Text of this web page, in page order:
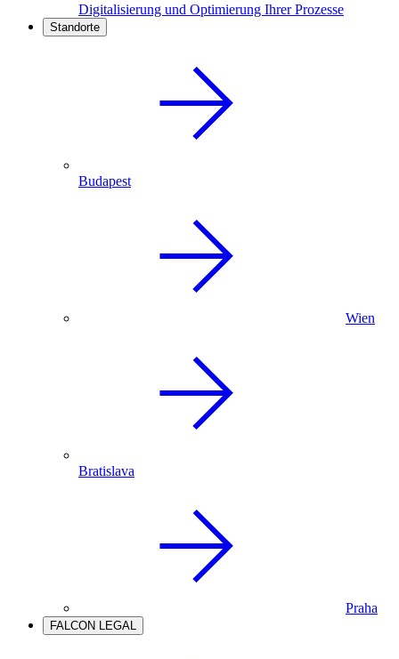
Digitalisierung und Optimierung Ihrer Prozesse
Standorte
Budapest
Wien
Bratislava
Praha
FALCON LEGAL